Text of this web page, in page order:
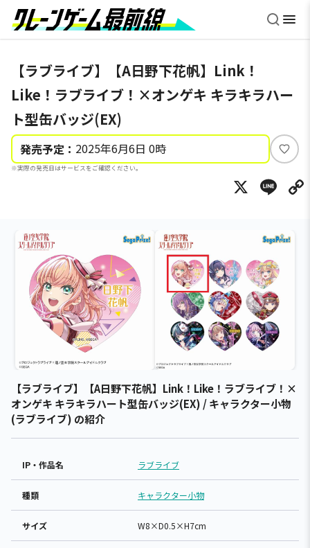
【ラブライブ】【A日野下花帆】Link！
Like！ラブライブ！×オンゲキ キラキラハー
ト型缶バッジ(EX)
発売予定： 2025年6月6日 0時
※実際の発売日はサービスをご確認ください。
い
ね
X
【ラブライブ】【A日野下花帆】Link！Like！ラブライブ！×
オンゲキ キラキラハート型缶バッジ(EX) / キャラクター小物
(ラブライブ) の紹介
IP・作品名 ラブライブ
種類 キャラクター小物
サイズ W8×D0.5×H7cm